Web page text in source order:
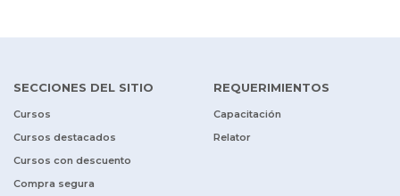
SECCIONES DEL SITIO
Cursos
Cursos destacados
Cursos con descuento
Compra segura
REQUERIMIENTOS
Capacitación
Relator